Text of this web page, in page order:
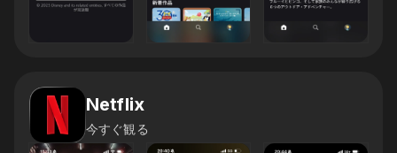
Netflix
今すぐ観る